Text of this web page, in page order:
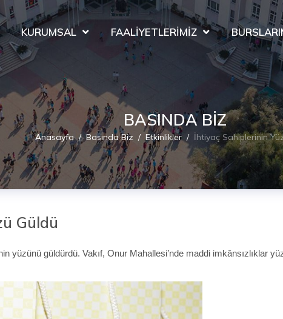
KURUMSAL FAALIYETLERIMIZ
BASINDA BIZ
Anasayfa Basında Biz Etkinlikler İhtiyaç Sahiplerinin
Güldü
yüzünü güldürdü. Vakıf, Onur Mahallesi’nde maddi imkânsızlıklar